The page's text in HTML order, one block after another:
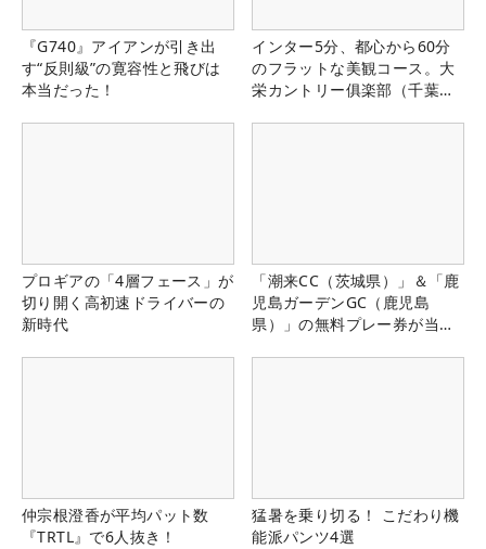
『G740』アイアンが引き出
す“反則級”の寛容性と飛びは
本当だった！
インター5分、都心から60分
のフラットな美観コース。大
栄カントリー俱楽部（千葉
プロギアの「4層フェース」が
切り開く高初速ドライバーの
新時代
「潮来CC（茨城県）」＆「鹿
児島ガーデンGC（鹿児島
県）」の無料プレー券が当た
仲宗根澄香が平均パット数
『TRTL』で6人抜き！
猛暑を乗り切る！ こだわり機
能派パンツ4選